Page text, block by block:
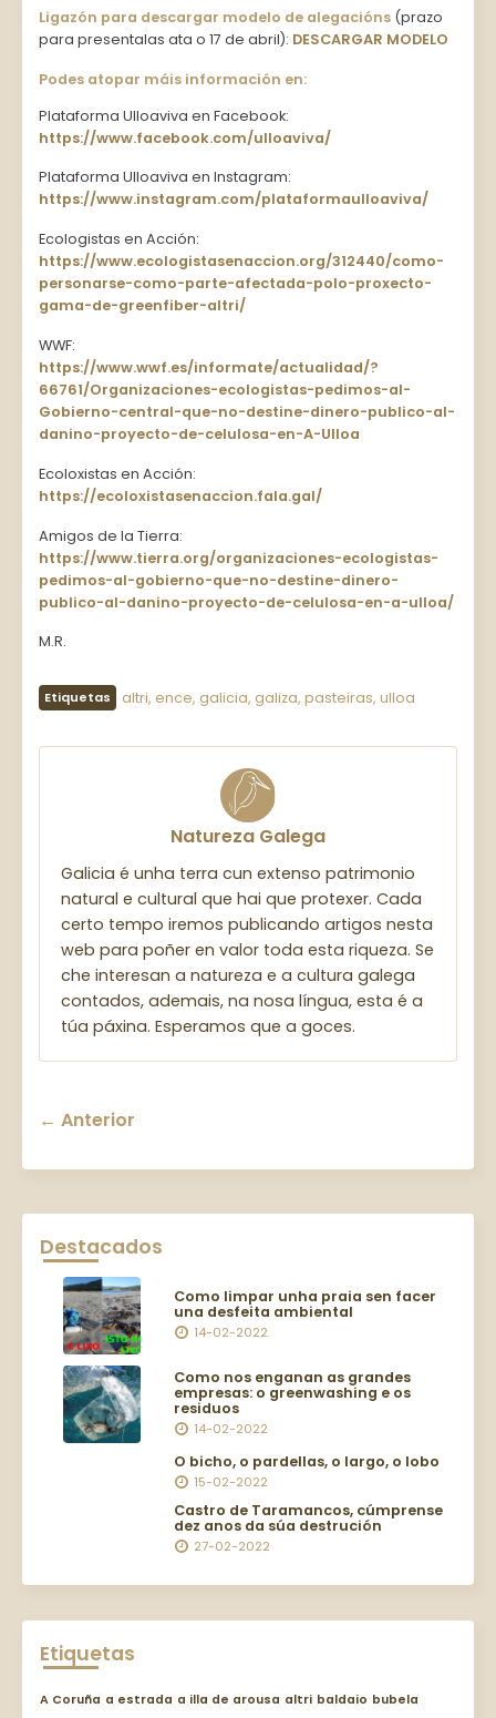
Ligazón para descargar modelo de alegacións (prazo
para presentalas ata o 17 de abril): DESCARGAR MODELO
Podes atopar máis información en:
Plataforma Ulloaviva en Facebook:
https://www.facebook.com/ulloaviva/
Plataforma Ulloaviva en Instagram:
https://www.instagram.com/plataformaulloaviva/
Ecologistas en Acción:
https://www.ecologistasenaccion.org/312440/como-
personarse-como-parte-afectada-polo-proxecto-
gama-de-greenfiber-altri/
WWF:
https://www.wwf.es/informate/actualidad/?
66761/Organizaciones-ecologistas-pedimos-al-
Gobierno-central-que-no-destine-dinero-publico-al-
danino-proyecto-de-celulosa-en-A-Ulloa
Ecoloxistas en Acción:
https://ecoloxistasenaccion.fala.gal/
Amigos de la Tierra:
https://www.tierra.org/organizaciones-ecologistas-
pedimos-al-gobierno-que-no-destine-dinero-
publico-al-danino-proyecto-de-celulosa-en-a-ulloa/
M.R.
Etiquetas altri, ence, galicia, galiza, pasteiras, ulloa
Natureza Galega
Galicia é unha terra cun extenso patrimonio
natural e cultural que hai que protexer. Cada
certo tempo iremos publicando artigos nesta
web para poñer en valor toda esta riqueza. Se
che interesan a natureza e a cultura galega
contados, ademais, na nosa língua, esta é a
túa páxina. Esperamos que a goces.
← Anterior
Destacados
Como limpar unha praia sen facer
una desfeita ambiental
14-02-2022
Como nos enganan as grandes
empresas: o greenwashing e os
residuos
14-02-2022
O bicho, o pardellas, o largo, o lobo
15-02-2022
Castro de Taramancos, cúmprense
dez anos da súa destrución
27-02-2022
Etiquetas
A Coruña a estrada a illa de arousa altri baldaio bubela